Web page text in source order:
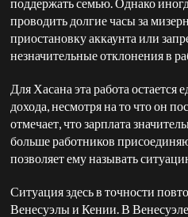
проводить долгие часы за
приостановку аккаунта или
незначительные отклонения в
Для Хасана эта работа
дохода, несмотря на то что он
отмечает, что зарплата
больше работников
позволяет ему называть
Ситуация здесь в точности
Венесуэлы и Кении. В